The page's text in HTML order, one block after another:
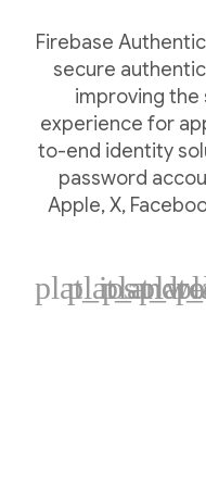
Firebase
secure
improving the
experience for
to-end identity
password
Apple, X,
plat_ios